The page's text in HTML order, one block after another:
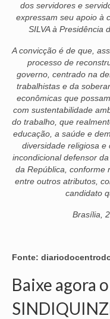
dos servidores e
expressam seu apoio à
SILVA à Presidência
A convicção é de que,
processo de
governo, centrado na
trabalhistas e da
econômicas que
com sustentabilidade
do trabalho, que
educação, a saúde e
diversidade religiosa e
incondicional defensor
da República, conforme
entre outros atributos,
candidato
Brasília,
Fonte:
Baixe agora